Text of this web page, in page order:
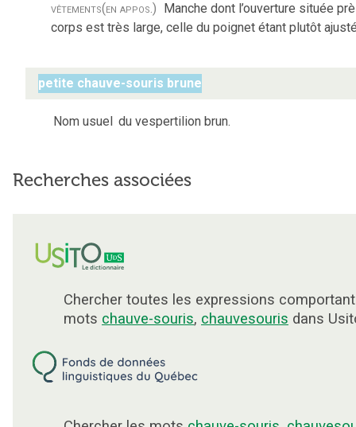
vêtements(en appos.) Manche dont l’ouverture située
corps est très large, celle du poignet étant plutôt
petite chauve-souris brune
Nom usuel du vespertilion brun.
Recherches associées
Chercher toutes les expressions
mots chauve-souris, chauvesouris dans